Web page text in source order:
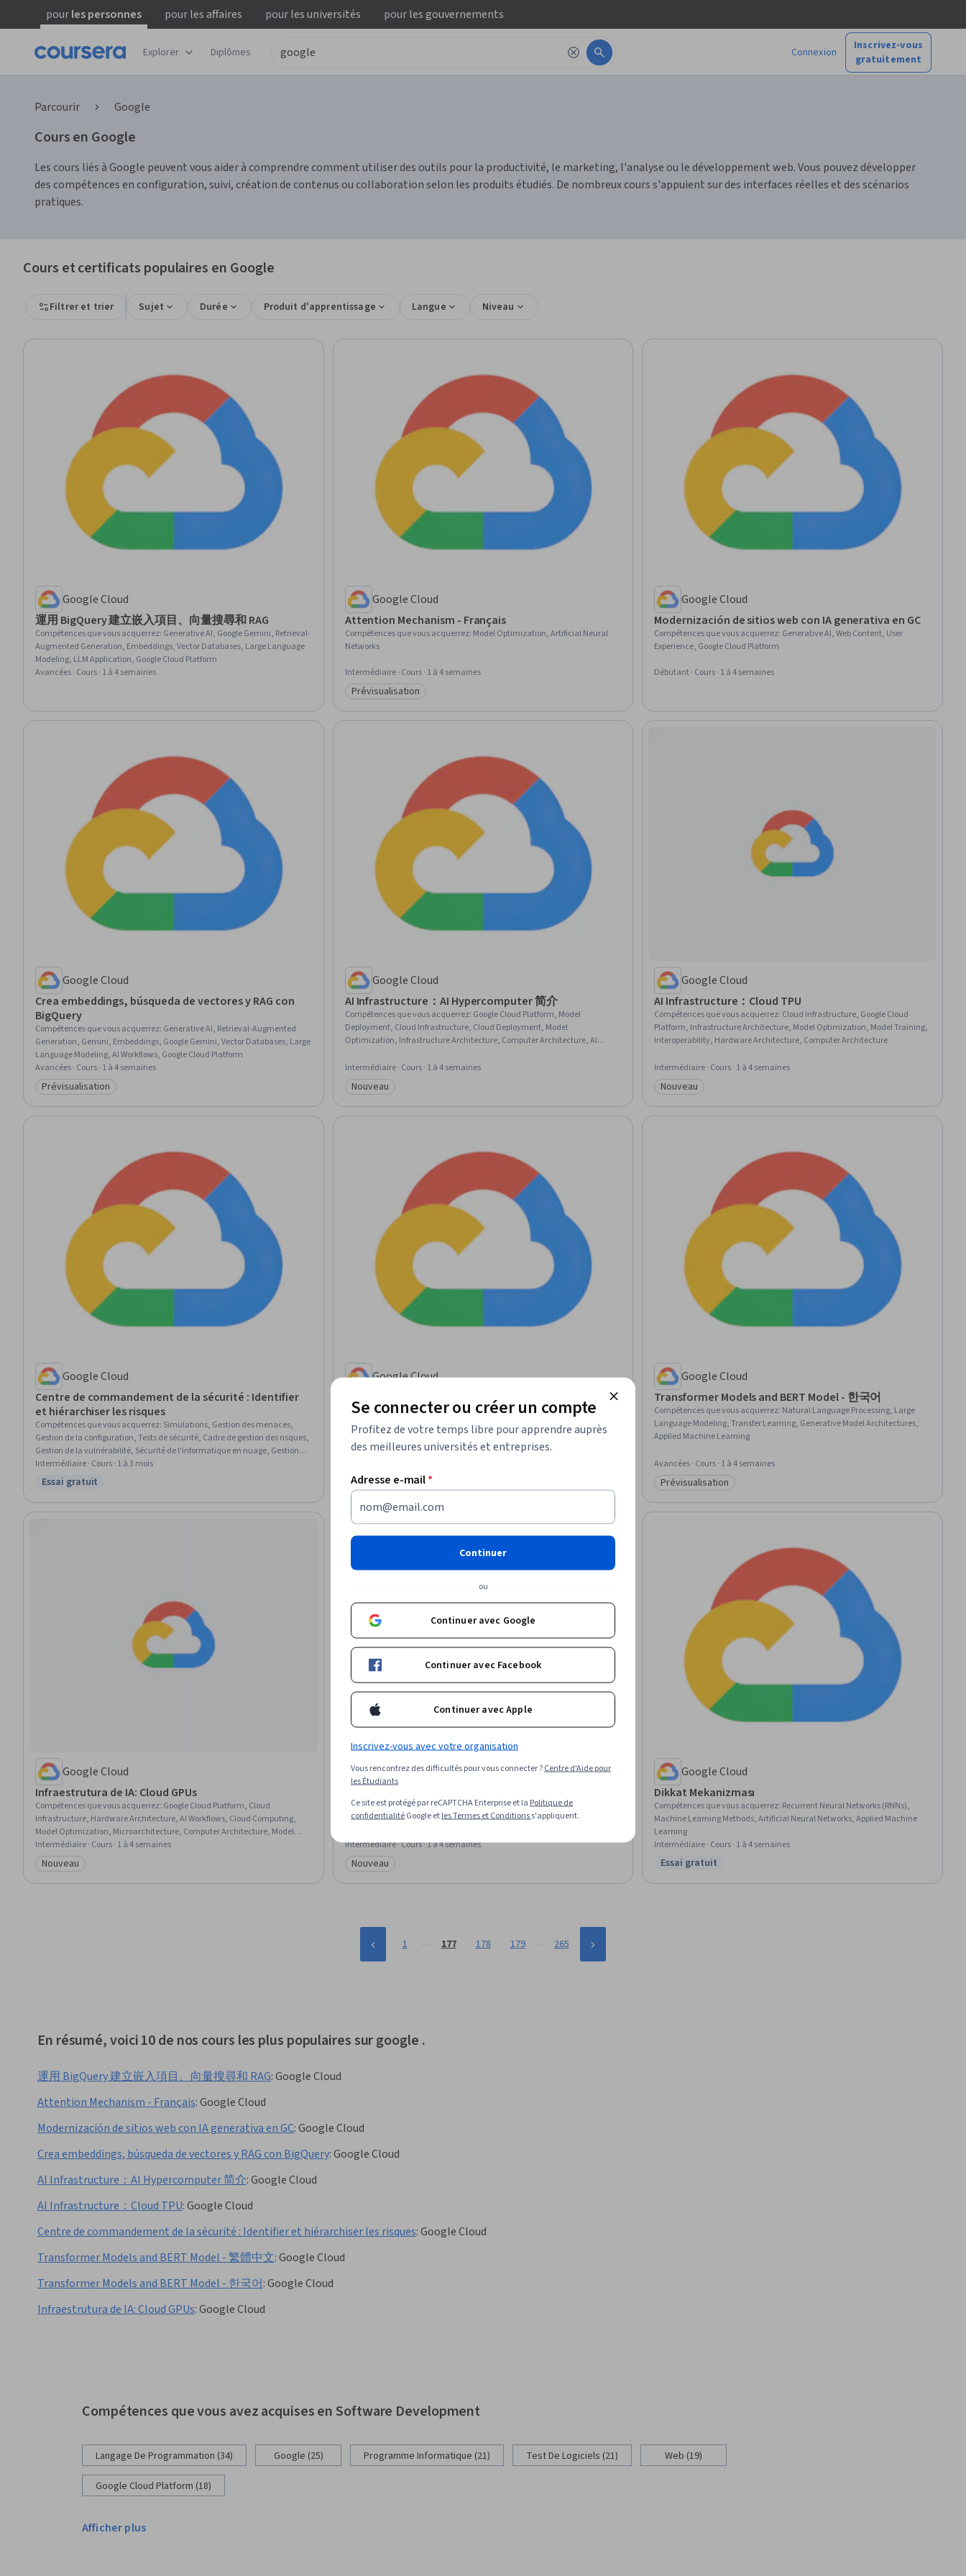
pourles personnes pourles affaires pourles universités pourles gouvernements
Explorer Diplômes Connexion
Inscrivez-vous
gratuitement
Parcourir Google
Cours en Google
Les cours liés à Google peuvent vous aider à comprendre comment utiliser des outils pour la productivité, le marketing, l'analyse ou le développement web. Vous pouvez développer
des compétences en configuration, suivi, création de contenus ou collaboration selon les produits étudiés. De nombreux cours s'appuient sur des interfaces réelles et des scénarios
pratiques.
Cours et certificats populaires en Google
Filtrer et trier Sujet Durée Produit d'apprentissage Langue Niveau
Google Cloud
運用 BigQuery 建立嵌入項目、向量搜尋和 RAG
Compétences que vous acquerrez: Generative AI, Google Gemini, Retrieval-
Augmented Generation, Embeddings, Vector Databases, Large Language
Modeling, LLM Application, Google Cloud Platform
Avancées · Cours · 1 à 4 semaines
Google Cloud
Attention Mechanism - Français
Compétences que vous acquerrez: Model Optimization, Artificial Neural
Networks
Intermédiaire · Cours · 1 à 4 semaines
Catégorie : Prévisualisation
Prévisualisation
Google Cloud
Modernización de sitios web con IA generativa en GC
Compétences que vous acquerrez: Generative AI, Web Content, User
Experience, Google Cloud Platform
Débutant · Cours · 1 à 4 semaines
Google Cloud
Crea embeddings, búsqueda de vectores y RAG con
BigQuery
Compétences que vous acquerrez: Generative AI, Retrieval-Augmented
Generation, Gemini, Embeddings, Google Gemini, Vector Databases, Large
Language Modeling, AI Workflows, Google Cloud Platform
Avancées · Cours · 1 à 4 semaines
Catégorie : Prévisualisation
Prévisualisation
Google Cloud
AI Infrastructure：AI Hypercomputer 简介
Compétences que vous acquerrez: Google Cloud Platform, Model
Deployment, Cloud Infrastructure, Cloud Deployment, Model
Optimization, Infrastructure Architecture, Computer Architecture, AI
Performance Tuning, Artificial Intelligence, Systems Architecture
Intermédiaire · Cours · 1 à 4 semaines
Catégorie : Nouveau
Nouveau
Google Cloud
AI Infrastructure：Cloud TPU
Compétences que vous acquerrez: Cloud Infrastructure, Google Cloud
Platform, Infrastructure Architecture, Model Optimization, Model Training,
Interoperability, Hardware Architecture, Computer Architecture
Intermédiaire · Cours · 1 à 4 semaines
Catégorie : Nouveau
Nouveau
Google Cloud
Centre de commandement de la sécurité : Identifier
et hiérarchiser les risques
Compétences que vous acquerrez: Simulations, Gestion des menaces,
Gestion de la configuration, Tests de sécurité, Cadre de gestion des risques,
Gestion de la vulnérabilité, Sécurité de l'informatique en nuage, Gestion de
la sécurité, Modélisation de la menace, Évaluations de la vulnérabilité,
Cybersécurité
Intermédiaire · Cours · 1 à 3 mois
Statut : Essai gratuit
Essai gratuit
Google Cloud
Transformer Models and BERT Model - 繁體中文
Compétences que vous acquerrez: Natural Language Processing, Large
Language Modeling, Transfer Learning, Generative Model Architectures
Catégorie : Prévisualisation
Prévisualisation
Google Cloud
Transformer Models and BERT Model - 한국어
Compétences que vous acquerrez: Natural Language Processing, Large
Language Modeling, Transfer Learning, Generative Model Architectures,
Applied Machine Learning
Avancées · Cours · 1 à 4 semaines
Catégorie : Prévisualisation
Prévisualisation
Google Cloud
Infraestrutura de IA: Cloud GPUs
Compétences que vous acquerrez: Google Cloud Platform, Cloud
Infrastructure, Hardware Architecture, AI Workflows, Cloud Computing,
Model Optimization, Microarchitecture, Computer Architecture, Model
Training, Performance Tuning
Intermédiaire · Cours · 1 à 4 semaines
Catégorie : Nouveau
Nouveau
Google Cloud
Compétences que vous acquerrez:Google Cloud Platform, Cloud
Infrastructure, System Requirements, Hardware Architecture, Cloud
Performance Tuning
Intermédiaire · Cours · 1 à 4 semaines
Catégorie : Nouveau
Nouveau
Google Cloud
Dikkat Mekanizması
Compétences que vous acquerrez: Recurrent Neural Networks (RNNs),
Machine Learning Methods, Artificial Neural Networks, Applied Machine
Learning
Intermédiaire · Cours · 1 à 4 semaines
Statut : Essai gratuit
Essai gratuit
1 … 177 178 179 … 265
En résumé, voici 10 de nos cours les plus populaires sur google .
運用 BigQuery 建立嵌入項目、向量搜尋和 RAG:Google Cloud
Attention Mechanism - Français:Google Cloud
Modernización de sitios web con IA generativa en GC:Google Cloud
Crea embeddings, búsqueda de vectores y RAG con BigQuery:Google Cloud
AI Infrastructure：AI Hypercomputer 简介:Google Cloud
AI Infrastructure：Cloud TPU:Google Cloud
Centre de commandement de la sécurité : Identifier et hiérarchiser les risques:Google Cloud
Transformer Models and BERT Model - 繁體中文:Google Cloud
Transformer Models and BERT Model - 한국어:Google Cloud
Infraestrutura de IA: Cloud GPUs:Google Cloud
Compétences que vous avez acquises en Software Development
Langage De Programmation (34) Google (25) Programme Informatique (21) Test De Logiciels (21) Web (19)
Google Cloud Platform (18)
Afficher plus
Se connecter ou créer un compte
Profitez de votre temps libre pour apprendre auprès
des meilleures universités et entreprises.
Adresse e-mail*
Continuer
ou
Continuer avec Google
Continuer avec Facebook
Continuer avec Apple
Inscrivez-vous avec votre organisation
Vous rencontrez des difficultés pour vous connecter ?Centre d'Aide pour
les Étudiants
Ce site est protégé par reCAPTCHA Enterprise et laPolitique de
confidentialitéGoogle etles Termes et Conditionss'appliquent.